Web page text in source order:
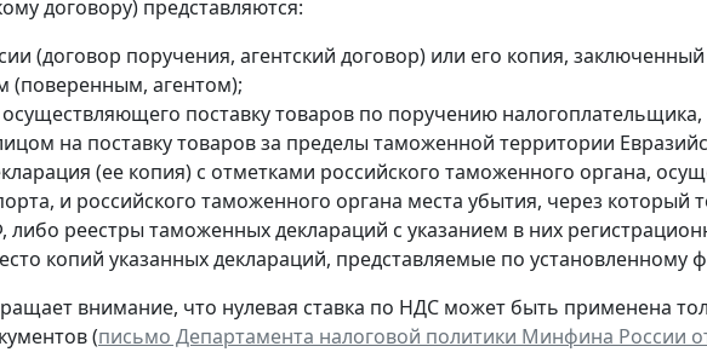
договору) представляются:
(договор поручения, агентский договор) или его копия,
(поверенным, агентом);
осуществляющего поставку товаров по поручению
на поставку товаров за пределы таможенной территории
(ее копия) с отметками российского таможенного органа,
и российского таможенного органа места убытия, через который
либо реестры таможенных деклараций с указанием в них
копий указанных деклараций, представляемые по установленному
внимание, что нулевая ставка по НДС может быть применена
(письмо Департамента налоговой политики Минфина России